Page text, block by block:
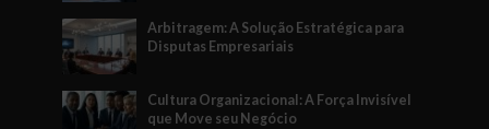
Arbitragem: A Solução Estratégica para
Disputas Empresariais
Cultura Organizacional: A Força Invisível
que Move seu Negócio